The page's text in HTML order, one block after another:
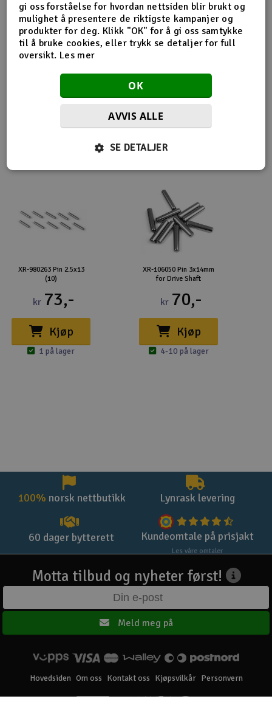
Smarthjem, lek & hobby
Solenergi
Sparkesykler & elkjøretøy
Verktøy, utstyr & tilbehør
Gavekort
Inner+outer foam filter element
Includes 50ml specially-developed 106240 HUDY high-
quality air filter oil
Set of 10pcs
Flere så også på
XR-980263 Pin 2.5x13
(10)
kr 73,-
Kjøp
1 på lager
XR-106050 Pin 3x14mm
for Drive Shaft
kr 70,-
Kjøp
4-10 på lager
100% norsk nettbutikk Lynrask levering
60 dager bytterett Kundeomtale på prisjakt
Les våre omtaler
Motta tilbud og nyheter først!
Meld meg på
Hovedsiden Om oss Kontakt oss Kjøpsvilkår Personvern
gi oss forståelse for hvordan nettsiden blir brukt og
mulighet å presentere de riktigste kampanjer og
produkter for deg. Klikk "OK" for å gi oss samtykke
til å bruke cookies, eller trykk se detaljer for full
oversikt. Les mer
OK
AVVIS ALLE
SE DETALJER